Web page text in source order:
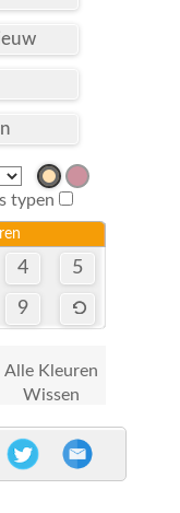
typen
4 5
9
Alle Kleuren
Wissen